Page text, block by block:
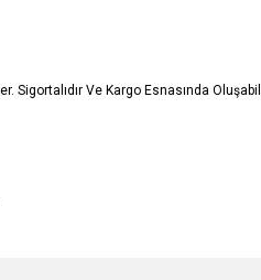
Ve Kargo Esnasında